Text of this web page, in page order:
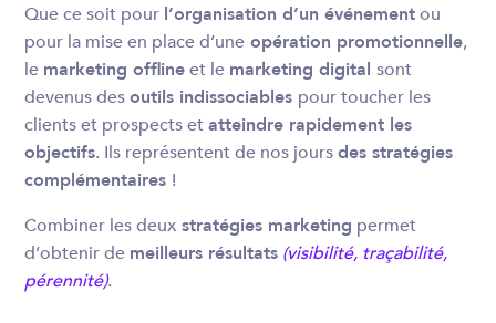
Que ce soit pour l’organisation d’un événementou
pour la mise en place d’une opération promotionnelle,
le marketing offlineet le marketing digitalsont
devenus desoutils indissociables pour toucher les
clients et prospects etatteindre rapidement les
objectifs. Ils représentent de nos joursdes stratégies
complémentaires !
Combiner les deux stratégies marketing permet
d’obtenir de meilleurs résultats (visibilité, traçabilité,
pérennité).